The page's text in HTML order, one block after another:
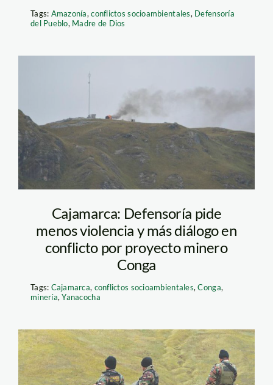
Tags: Amazonía,conflictos socioambientales, Defensoría
del Pueblo, Madre de Dios
conga_peru21
Cajamarca: Defensoría pide
menos violencia y más diálogo en
conflicto por proyecto minero
Conga
Tags: Cajamarca, conflictos socioambientales,Conga,
minería,Yanacocha
conga_larepublica